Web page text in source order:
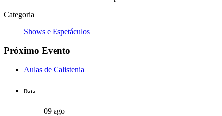
Categoria
Shows e Espetáculos
Próximo Evento
Aulas de Calistenia
Data
09 ago